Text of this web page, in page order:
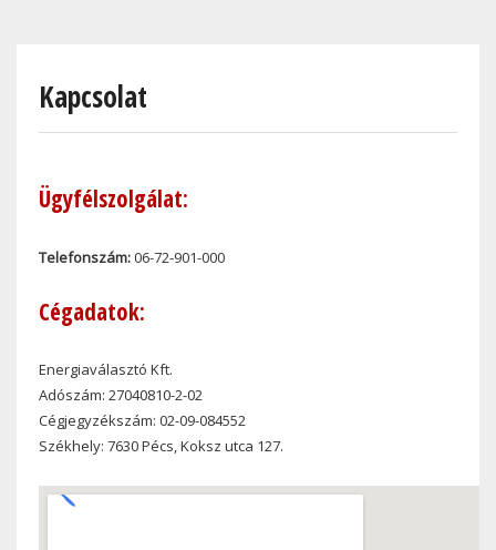
contentKapcsolat
Ügyfélszolgálat:
Telefonszám:06-72-901-000
Cégadatok:
Energiaválasztó Kft.
Adószám: 27040810-2-02
Cégjegyzékszám: 02-09-084552
Székhely: 7630 Pécs, Koksz utca 127.